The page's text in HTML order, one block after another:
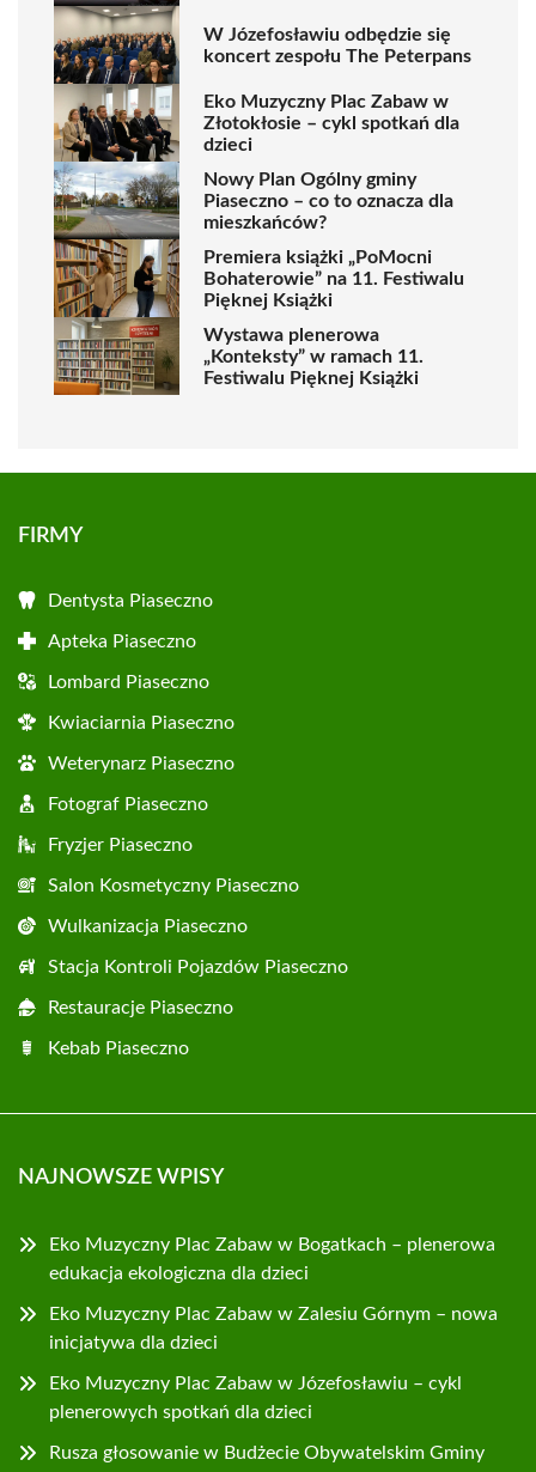
W Józefosławiu odbędzie się
koncert zespołu The Peterpans
Eko Muzyczny Plac Zabaw w
Złotokłosie – cykl spotkań dla
dzieci
Nowy Plan Ogólny gminy
Piaseczno – co to oznacza dla
mieszkańców?
Premiera książki „PoMocni
Bohaterowie” na 11. Festiwalu
Pięknej Książki
Wystawa plenerowa
„Konteksty” w ramach 11.
Festiwalu Pięknej Książki
FIRMY
Dentysta Piaseczno
Apteka Piaseczno
Lombard Piaseczno
Kwiaciarnia Piaseczno
Weterynarz Piaseczno
Fotograf Piaseczno
Fryzjer Piaseczno
Salon Kosmetyczny Piaseczno
Wulkanizacja Piaseczno
Stacja Kontroli Pojazdów Piaseczno
Restauracje Piaseczno
Kebab Piaseczno
NAJNOWSZE WPISY
Eko Muzyczny Plac Zabaw w Bogatkach – plenerowa
edukacja ekologiczna dla dzieci
Eko Muzyczny Plac Zabaw w Zalesiu Górnym – nowa
inicjatywa dla dzieci
Eko Muzyczny Plac Zabaw w Józefosławiu – cykl
plenerowych spotkań dla dzieci
Rusza głosowanie w Budżecie Obywatelskim Gminy